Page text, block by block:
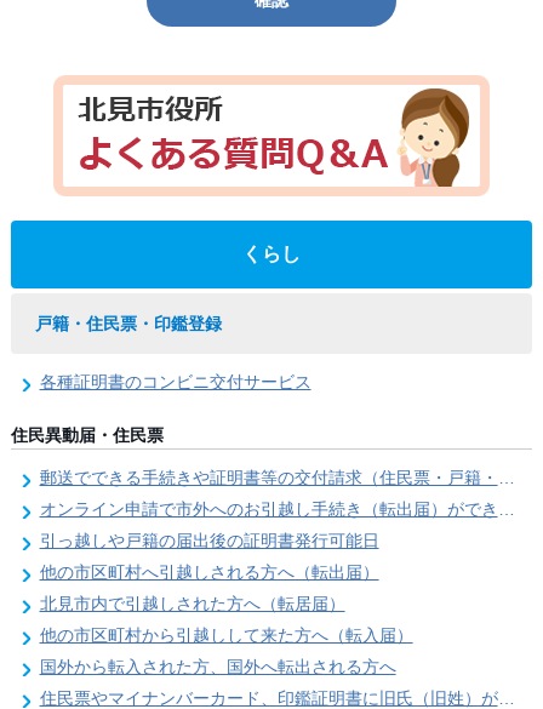
くらし
戸籍・住民票・印鑑登録
各種証明書のコンビニ交付サービス
住民異動届・住民票
郵送でできる手続きや証明書等の交付請求（住民票・戸籍・国民年金関係）
オンライン申請で市外へのお引越し手続き（転出届）ができます
引っ越しや戸籍の届出後の証明書発行可能日
他の市区町村へ引越しされる方へ（転出届）
北見市内で引越しされた方へ（転居届）
他の市区町村から引越しして来た方へ（転入届）
国外から転入された方、国外へ転出される方へ
住民票やマイナンバーカード、印鑑証明書に旧氏（旧姓）が併記できるようになりました！